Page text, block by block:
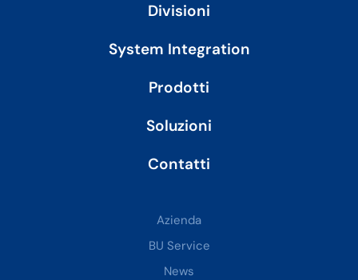
Divisioni
System Integration
Prodotti
Soluzioni
Contatti
Azienda
BU Service
News